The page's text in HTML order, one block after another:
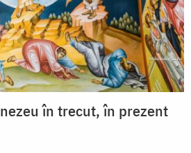
în trecut, în prezent